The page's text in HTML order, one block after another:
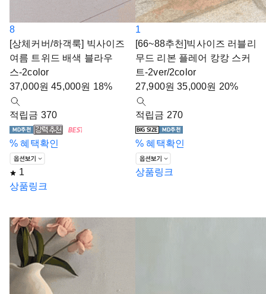
8
[상체커버/하객룩] 빅사이즈
여름 트위드 배색 블라우
스-2color
37,000원 45,000원 18%
적립금 370
% 혜택확인
1
상품링크
1
[66~88추천]빅사이즈 러블리
무드 리본 플레어 캉캉 스커
트-2ver/2color
27,900원 35,000원 20%
적립금 270
% 혜택확인
상품링크